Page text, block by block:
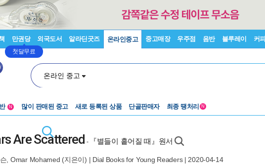
만권당
첫달무료
외국도서 알라딘굿즈 온라인중고 중고매장 우주점 음반 블루레이 커피
온라인 중고
N 많이 판매된 중고 새로 등록된 상품 단골판매자 최종 땡처리 N
Are Scattered - 『별들이 흩어질 때』원서
Omar Mohamed (지은이) | Dial Books for Young Readers| 2020-04-14